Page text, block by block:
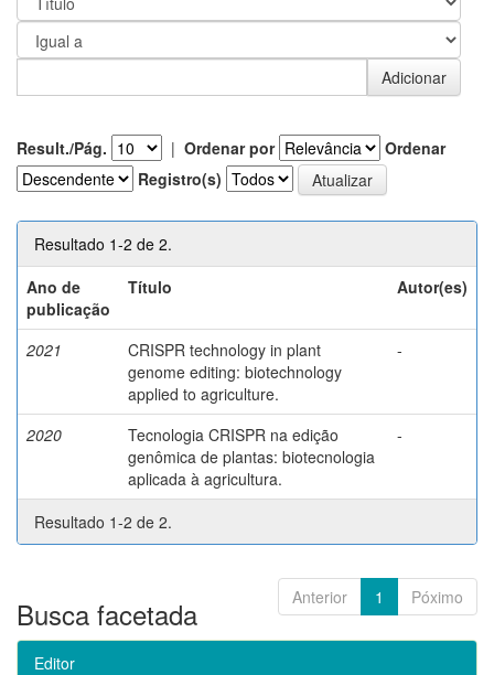
Result./Pág. | Ordenar por
Ordenar
Registro(s)
Resultado 1-2 de 2.
Ano de
publicação
Título Autor(es)
2021
CRISPR technology in plant
genome editing: biotechnology
applied to agriculture.
-
2020
Tecnologia CRISPR na edição
genômica de plantas: biotecnologia
aplicada à agricultura.
-
Resultado 1-2 de 2.
Anterior 1 Póximo
Busca facetada
Editor